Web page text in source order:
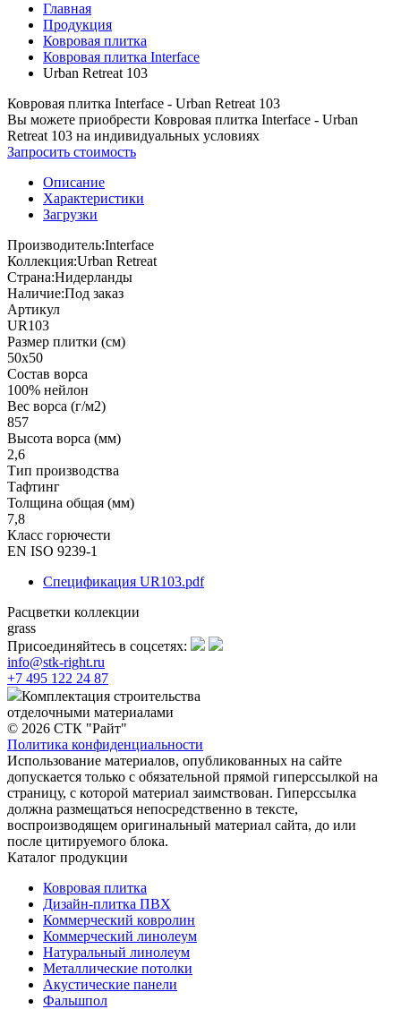
Главная
Продукция
Ковровая плитка
Ковровая плитка Interface
Urban Retreat 103
Ковровая плитка Interface - Urban Retreat 103
Вы можете приобрести Ковровая плитка Interface - Urban
Retreat 103 на индивидуальных условиях
Запросить стоимость
Описание
Характеристики
Загрузки
Производитель:Interface
Коллекция:Urban Retreat
Страна:Нидерланды
Наличие:Под заказ
Артикул
UR103
Размер плитки (см)
50x50
Состав ворса
100% нейлон
Вес ворса (г/м2)
857
Высота ворса (мм)
2,6
Тип производства
Тафтинг
Толщина общая (мм)
7,8
Класс горючести
EN ISO 9239-1
Спецификация UR103.pdf
Расцветки коллекции
grass
Присоединяйтесь в соцсетях:
info@stk-right.ru
+7 495 122 24 87
Комплектация строительства
отделочными материалами
© 2026 СТК "Райт"
Политика конфиденциальности
Использование материалов, опубликованных на сайте
допускается только с обязательной прямой гиперссылкой на
страницу, с которой материал заимствован. Гиперссылка
должна размещаться непосредственно в тексте,
воспроизводящем оригинальный материал сайта, до или
после цитируемого блока.
Каталог продукции
Ковровая плитка
Дизайн-плитка ПВХ
Коммерческий ковролин
Коммерческий линолеум
Натуральный линолеум
Металлические потолки
Акустические панели
Фальшпол